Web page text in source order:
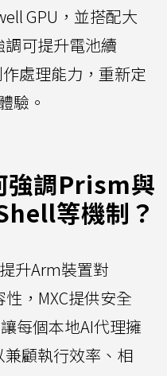
GPU，並搭配大
可提升電池續
處理能力，重新定
驗。
強調Prism與
等機制？
升Arm裝置對
，MXC提供安全
每個本地AI代理擁
顧執行效率、相